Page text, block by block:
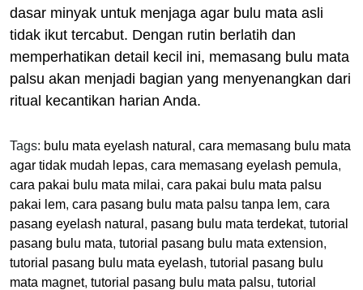
dasar minyak untuk menjaga agar bulu mata asli
tidak ikut tercabut. Dengan rutin berlatih dan
memperhatikan detail kecil ini, memasang bulu mata
palsu akan menjadi bagian yang menyenangkan dari
ritual kecantikan harian Anda.
Tags: bulu mata eyelash natural , cara memasang bulu mata
agar tidak mudah lepas, cara memasang eyelash pemula,
cara pakai bulu mata milai, cara pakai bulu mata palsu
pakai lem, cara pasang bulu mata palsu tanpa lem, cara
pasang eyelash natural , pasang bulu mata terdekat, tutorial
pasang bulu mata, tutorial pasang bulu mata extension,
tutorial pasang bulu mata eyelash, tutorial pasang bulu
mata magnet, tutorial pasang bulu mata palsu, tutorial